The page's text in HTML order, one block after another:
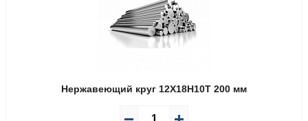
Нержавеющий круг 12Х18Н10Т 200 мм